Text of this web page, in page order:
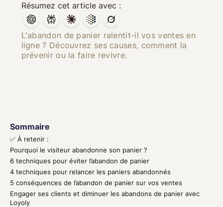
Résumez cet article avec :
L'abandon de panier ralentit-il vos ventes en
ligne ? Découvrez ses causes, comment la
prévenir ou la faire revivre.
Sommaire
✅ À retenir :
Pourquoi le visiteur abandonne son panier ?
6 techniques pour éviter l’abandon de panier
4 techniques pour relancer les paniers abandonnés
5 conséquences de l’abandon de panier sur vos ventes
Engager ses clients et diminuer les abandons de panier avec
Loyoly